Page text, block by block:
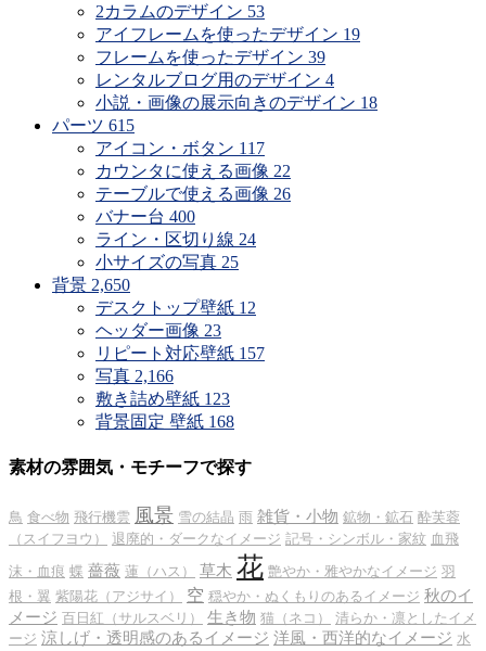
2カラムのデザイン 53
アイフレームを使ったデザイン 19
フレームを使ったデザイン 39
レンタルブログ用のデザイン 4
小説・画像の展示向きのデザイン 18
パーツ 615
アイコン・ボタン 117
カウンタに使える画像 22
テーブルで使える画像 26
バナー台 400
ライン・区切り線 24
小サイズの写真 25
背景 2,650
デスクトップ壁紙 12
ヘッダー画像 23
リピート対応壁紙 157
写真 2,166
敷き詰め壁紙 123
背景固定 壁紙 168
素材の雰囲気・モチーフで探す
鳥 食べ物 飛行機雲 風景 雪の結晶 雨 雑貨・小物 鉱物・鉱石 酔芙蓉
（スイフヨウ）
退廃的・ダークなイメージ 記号・シンボル・家紋 血飛
沫・血痕 蝶 薔薇 蓮（ハス） 草木 花 艶やか・雅やかなイメージ 羽
根・翼 紫陽花（アジサイ） 空 穏やか・ぬくもりのあるイメージ 秋のイ
メージ 百日紅（サルスベリ） 生き物 猫（ネコ）
清らか・凛としたイメ
ージ 涼しげ・透明感のあるイメージ 洋風・西洋的なイメージ 水